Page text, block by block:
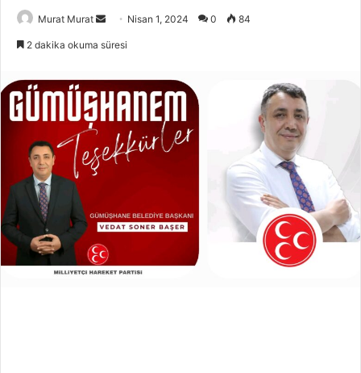
Murat Murat
e
-
s
g
ö
n
d
Nisan 1, 2024 0 84
2 dakika okuma süresi